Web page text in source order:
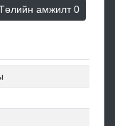
амжилт0